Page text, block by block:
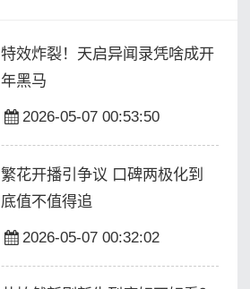
特效炸裂！天启异闻录凭啥成开
年黑马
2026-05-07 00:53:50
繁花开播引争议 口碑两极化到
底值不值得追
2026-05-07 00:32:02